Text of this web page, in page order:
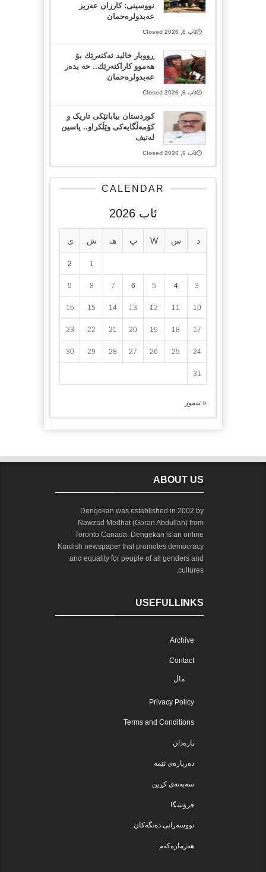
نووسینی: کارزان عەزیز
عەبدولرەحمان
ئاب 6, 2026 Closed
ڕووبار خالید ئەكتەرێك بۆ
هەموو كاراكتەرێك.. حه یدەر
عەبدولرەحمان
ئاب 6, 2026 Closed
کوردستان بیابانێکی تاریک و
کۆمەڵگایەکی وێڵکراو.. یاسین
لەتیف
ئاب 6, 2026 Closed
CALENDAR
ئاب 2026
د س W پ هـ ش ی
1
2
3
4
5
6
7
8
9
10
11
12
13
14
15
16
17
18
19
20
21
22
23
24
25
26
27
28
29
30
31
« تەموز
ABOUT US
Dengekan was established in 2002 by
Nawzad Medhat (Goran Abdullah) from
Toronto Canada. Dengekan is an online
Kurdish newspaper that promotes democracy
and equality for people of all genders and
cultures.
USEFULLINKS
Archive
Contact
ماڵ
Privacy Policy
Terms and Conditions
پارەدان
دەربارەی ئێمە
سەبەتەی کڕین
فرۆشگا
نووسەرانی دەنگەکان..
هەژمارەکەم